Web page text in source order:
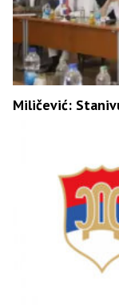
Miličević: